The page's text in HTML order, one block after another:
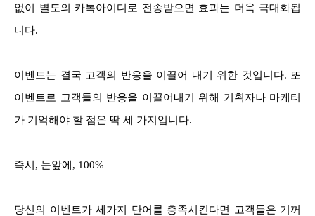
없이 별도의 카톡아이디로 전송받으면 효과는 더욱 극대화됩
니다.
이벤트는 결국 고객의 반응을 이끌어 내기 위한 것입니다. 또
이벤트로 고객들의 반응을 이끌어내기 위해 기획자나 마케터
가 기억해야 할 점은 딱 세 가지입니다.
즉시, 눈앞에, 100%
당신의 이벤트가 세가지 단어를 충족시킨다면 고객들은 기꺼